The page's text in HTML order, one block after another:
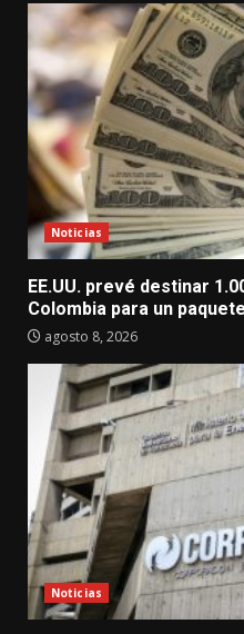
Noticias
EE.UU. prevé destinar
Colombia para un
agosto 8, 2026
Noticias